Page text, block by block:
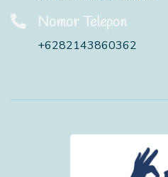
Nomor Telepon
+6282143860362